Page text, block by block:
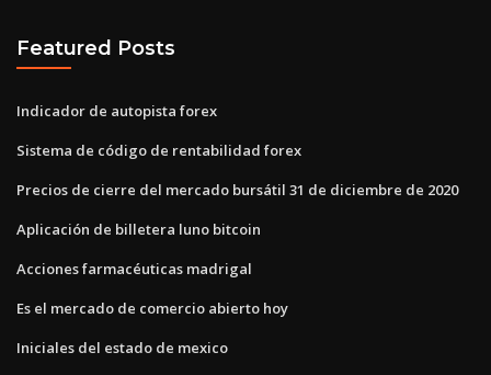
Featured Posts
Indicador de autopista forex
Sistema de código de rentabilidad forex
Precios de cierre del mercado bursátil 31 de diciembre de 2020
Aplicación de billetera luno bitcoin
Acciones farmacéuticas madrigal
Es el mercado de comercio abierto hoy
Iniciales del estado de mexico